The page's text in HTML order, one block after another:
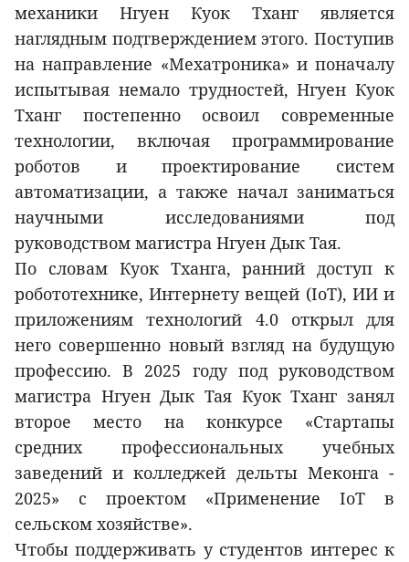
механики Нгуен Куок Тханг является
наглядным подтверждением этого. Поступив
на направление «Мехатроника» и поначалу
испытывая немало трудностей, Нгуен Куок
Тханг постепенно освоил современные
технологии, включая программирование
роботов и проектирование систем
автоматизации, а также начал заниматься
научными исследованиями под
руководством магистра Нгуен Дык Тая.
По словам Куок Тханга, ранний доступ к
робототехнике, Интернету вещей (IoT), ИИ и
приложениям технологий 4.0 открыл для
него совершенно новый взгляд на будущую
профессию. В 2025 году под руководством
магистра Нгуен Дык Тая Куок Тханг занял
второе место на конкурсе «Стартапы
средних профессиональных учебных
заведений и колледжей дельты Меконга -
2025» с проектом «Применение IoT в
сельском хозяйстве».
Чтобы поддерживать у студентов интерес к